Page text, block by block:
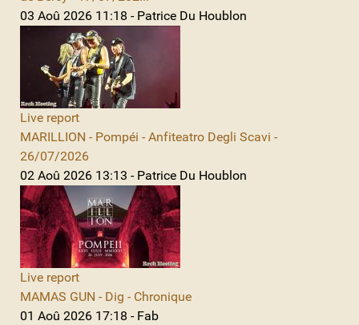
03 Aoû 2026 11:18 - Patrice Du Houblon
Live report
MARILLION - Pompéi - Anfiteatro Degli Scavi -
26/07/2026
02 Aoû 2026 13:13 - Patrice Du Houblon
Live report
MAMAS GUN - Dig - Chronique
01 Aoû 2026 17:18 - Fab